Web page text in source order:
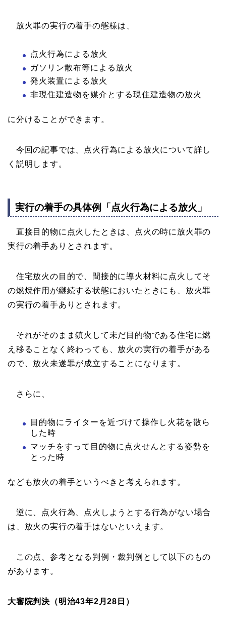
放火罪の実行の着手の態様は、
点火行為による放火
ガソリン散布等による放火
発火装置による放火
非現住建造物を媒介とする現住建造物の放火
に分けることができます。
今回の記事では、点火行為による放火について詳し
く説明します。
実行の着手の具体例「点火行為による放火」
直接目的物に点火したときは、点火の時に放火罪の
実行の着手ありとされます。
住宅放火の目的で、間接的に導火材料に点火してそ
の燃焼作用が継続する状態においたときにも、放火罪
の実行の着手ありとされます。
それがそのまま鎮火して未だ目的物である住宅に燃
え移ることなく終わっても、放火の実行の着手がある
ので、放火未遂罪が成立することになります。
さらに、
目的物にライターを近づけて操作し火花を散ら
した時
マッチをすって目的物に点火せんとする姿勢を
とった時
なども放火の着手というべきと考えられます。
逆に、点火行為、点火しようとする行為がない場合
は、放火の実行の着手はないといえます。
この点、参考となる判例・裁判例として以下のもの
があります。
大審院判決（明治43年2月28日）